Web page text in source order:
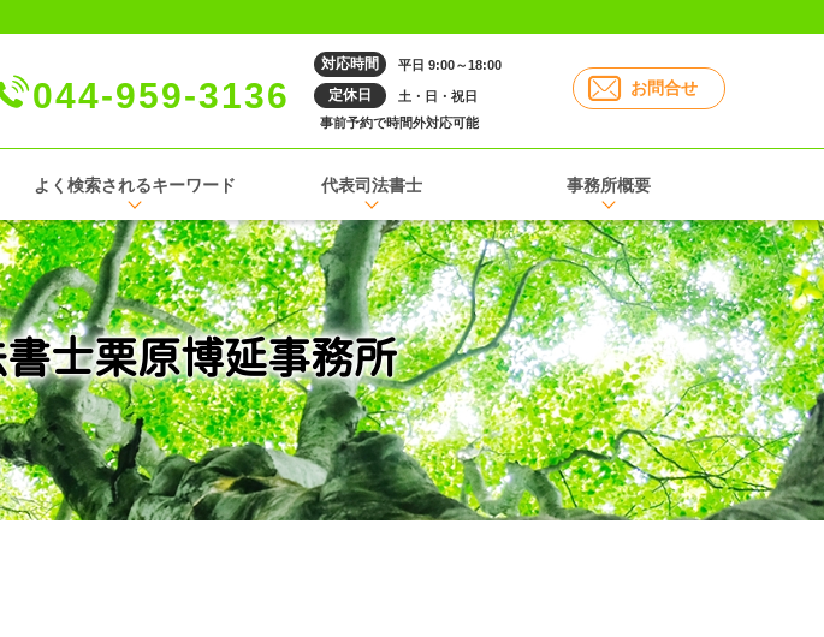
044-959-3136
対応時間 平日 9:00～18:00
定休日
土・日・祝日
事前予約で時間外対応可能
お問合せ
よく検索されるキーワード 代表司法書士 事務所概要
士栗原博延事務所